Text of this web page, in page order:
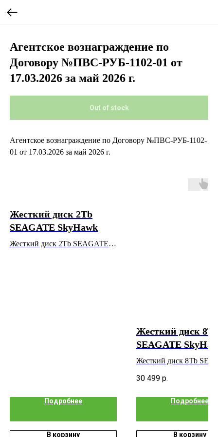
Агентское вознаграждение по
Договору №ПВС-РУБ-1102-01 от
17.03.2026 за май 2026 г.
Out of stock
Агентское вознаграждение по Договору №ПВС-РУБ-1102-
01 от 17.03.2026 за май 2026 г.
Жесткий диск 2Tb
SEAGATE SkyHawk
Жесткий диск 2Tb SEAGATE
Подробнее
В корзину
Жесткий диск
SEAGATE
Жесткий диск 8Tb
30 499 р.
Подробнее
В корзину